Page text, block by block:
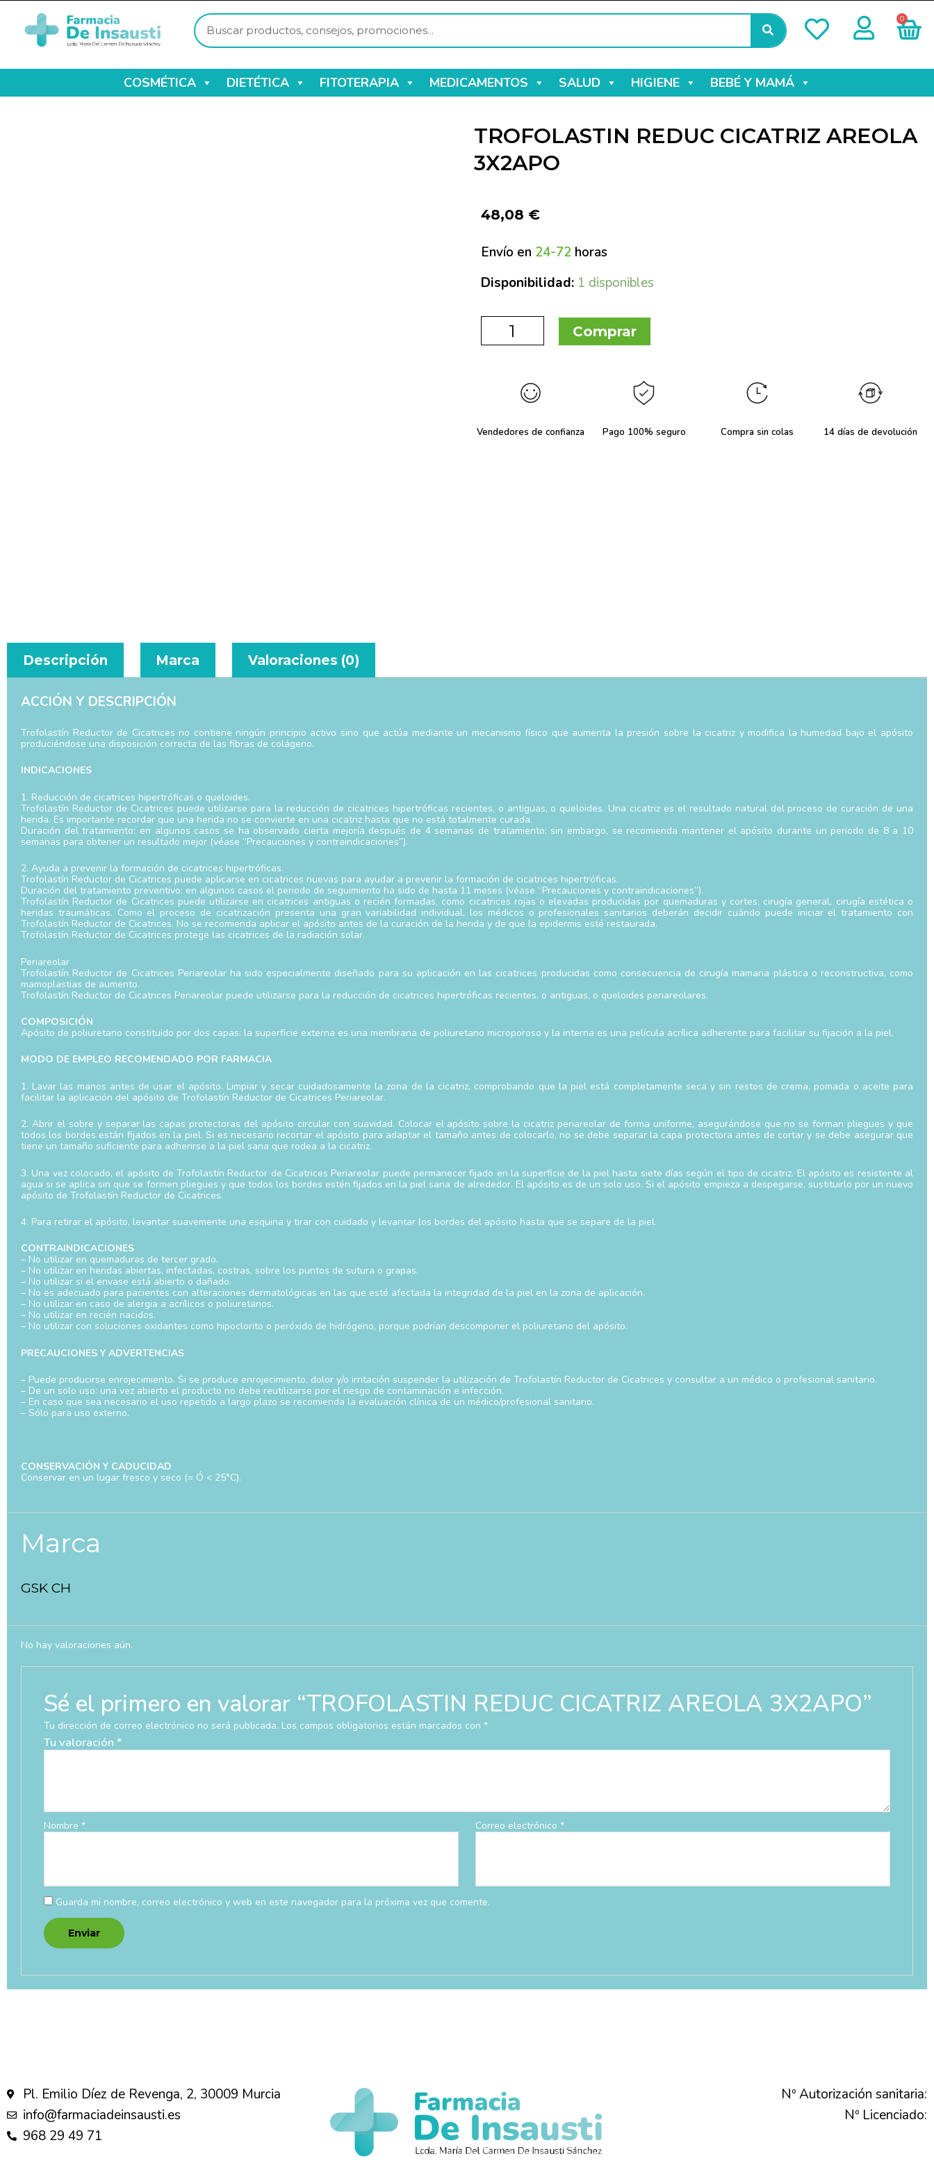
0
COSMÉTICA DIETÉTICA FITOTERAPIA MEDICAMENTOS SALUD HIGIENE BEBÉ Y MAMÁ
TROFOLASTIN REDUC CICATRIZ AREOLA
3X2APO
48,08 €
Envío en 24-72 horas
Disponibilidad: 1 disponibles
Comprar
Vendedores de confianza Pago 100% seguro Compra sin colas 14 días de devolución
Descripción Marca Valoraciones (0)
ACCIÓN Y DESCRIPCIÓN
Trofolastín Reductor de Cicatrices no contiene ningún principio activo sino que actúa mediante un mecanismo físico que aumenta la presión sobre la cicatriz y modifica la humedad bajo el apósito
produciéndose una disposición correcta de las fibras de colágeno.
INDICACIONES
1. Reducción de cicatrices hipertróficas o queloides.
Trofolastín Reductor de Cicatrices puede utilizarse para la reducción de cicatrices hipertróficas recientes, o antiguas, o queloides. Una cicatriz es el resultado natural del proceso de curación de una
herida. Es importante recordar que una herida no se convierte en una cicatriz hasta que no está totalmente curada.
Duración del tratamiento: en algunos casos se ha observado cierta mejoría después de 4 semanas de tratamiento; sin embargo, se recomienda mantener el apósito durante un periodo de 8 a 10
semanas para obtener un resultado mejor (véase “Precauciones y contraindicaciones”).
2. Ayuda a prevenir la formación de cicatrices hipertróficas.
Trofolastín Reductor de Cicatrices puede aplicarse en cicatrices nuevas para ayudar a prevenir la formación de cicatrices hipertróficas.
Duración del tratamiento preventivo: en algunos casos el periodo de seguimiento ha sido de hasta 11 meses (véase “Precauciones y contraindicaciones”).
Trofolastín Reductor de Cicatrices puede utilizarse en cicatrices antiguas o recién formadas, como cicatrices rojas o elevadas producidas por quemaduras y cortes, cirugía general, cirugía estética o
heridas traumáticas. Como el proceso de cicatrización presenta una gran variabilidad individual, los médicos o profesionales sanitarios deberán decidir cuándo puede iniciar el tratamiento con
Trofolastín Reductor de Cicatrices. No se recomienda aplicar el apósito antes de la curación de la herida y de que la epidermis esté restaurada.
Trofolastín Reductor de Cicatrices protege las cicatrices de la radiación solar.
Periareolar
Trofolastín Reductor de Cicatrices Periareolar ha sido especialmente diseñado para su aplicación en las cicatrices producidas como consecuencia de cirugía mamaria plástica o reconstructiva, como
mamoplastias de aumento.
Trofolastín Reductor de Cicatrices Periareolar puede utilizarse para la reducción de cicatrices hipertróficas recientes, o antiguas, o queloides periareolares.
COMPOSICIÓN
Apósito de poliuretano constituido por dos capas: la superficie externa es una membrana de poliuretano microporoso y la interna es una película acrílica adherente para facilitar su fijación a la piel.
MODO DE EMPLEO RECOMENDADO POR FARMACIA
1. Lavar las manos antes de usar el apósito. Limpiar y secar cuidadosamente la zona de la cicatriz, comprobando que la piel está completamente seca y sin restos de crema, pomada o aceite para
facilitar la aplicación del apósito de Trofolastín Reductor de Cicatrices Periareolar.
2. Abrir el sobre y separar las capas protectoras del apósito circular con suavidad. Colocar el apósito sobre la cicatriz periareolar de forma uniforme, asegurándose que no se forman pliegues y que
todos los bordes están fijados en la piel. Si es necesario recortar el apósito para adaptar el tamaño antes de colocarlo, no se debe separar la capa protectora antes de cortar y se debe asegurar que
tiene un tamaño suficiente para adherirse a la piel sana que rodea a la cicatriz.
3. Una vez colocado, el apósito de Trofolastín Reductor de Cicatrices Periareolar puede permanecer fijado en la superficie de la piel hasta siete días según el tipo de cicatriz. El apósito es resistente al
agua si se aplica sin que se formen pliegues y que todos los bordes estén fijados en la piel sana de alrededor. El apósito es de un solo uso. Si el apósito empieza a despegarse, sustituirlo por un nuevo
apósito de Trofolastín Reductor de Cicatrices.
4. Para retirar el apósito, levantar suavemente una esquina y tirar con cuidado y levantar los bordes del apósito hasta que se separe de la piel.
CONTRAINDICACIONES
– No utilizar en quemaduras de tercer grado.
– No utilizar en heridas abiertas, infectadas, costras, sobre los puntos de sutura o grapas.
– No utilizar si el envase está abierto o dañado.
– No es adecuado para pacientes con alteraciones dermatológicas en las que esté afectada la integridad de la piel en la zona de aplicación.
– No utilizar en caso de alergia a acrílicos o poliuretanos.
– No utilizar en recién nacidos.
– No utilizar con soluciones oxidantes como hipoclorito o peróxido de hidrógeno, porque podrían descomponer el poliuretano del apósito.
PRECAUCIONES Y ADVERTENCIAS
– Puede producirse enrojecimiento. Si se produce enrojecimiento, dolor y/o irritación suspender la utilización de Trofolastín Reductor de Cicatrices y consultar a un médico o profesional sanitario.
– De un solo uso: una vez abierto el producto no debe reutilizarse por el riesgo de contaminación e infección.
– En caso que sea necesario el uso repetido a largo plazo se recomienda la evaluación clínica de un médico/profesional sanitario.
– Sólo para uso externo.
CONSERVACIÓN Y CADUCIDAD
Conservar en un lugar fresco y seco (= Ó < 25°C).
Marca
GSK CH
No hay valoraciones aún.
Sé el primero en valorar “TROFOLASTIN REDUC CICATRIZ AREOLA 3X2APO”
Tu dirección de correo electrónico no será publicada. Los campos obligatorios están marcados con *
Tu valoración *
Nombre * Correo electrónico*
Guarda mi nombre, correo electrónico y web en este navegador para la próxima vez que comente.
Pl. Emilio Díez de Revenga, 2, 30009 Murcia
info@farmaciadeinsausti.es
968 29 49 71
Nº Autorización sanitaria:
Nº Licenciado: